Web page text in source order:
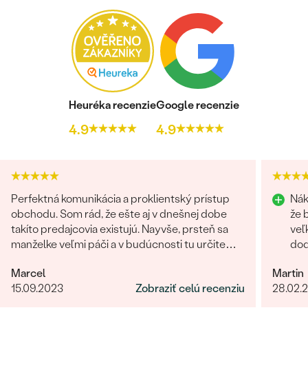
Vytvorený v laboratóriu
Heuréka recenzie
4.9
Google recenzie
4.9
Perfektná komunikácia a proklientský prístup
obchodu. Som rád, že ešte aj v dnešnej dobe
takíto predajcovia existujú. Nayvše, prsteň sa
manželke veľmi páči a v budúcnosti tu určite
Marcel
15.09.2023
Zobraziť celú recenziu
že
Martin